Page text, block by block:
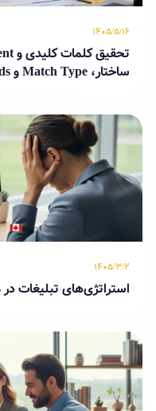
۱۴۰۵/۵/۱۶
ساختار، Match Type و Negative Keywords
۱۴۰۵/۳/۲
استراتژی‌های تبلیغات در